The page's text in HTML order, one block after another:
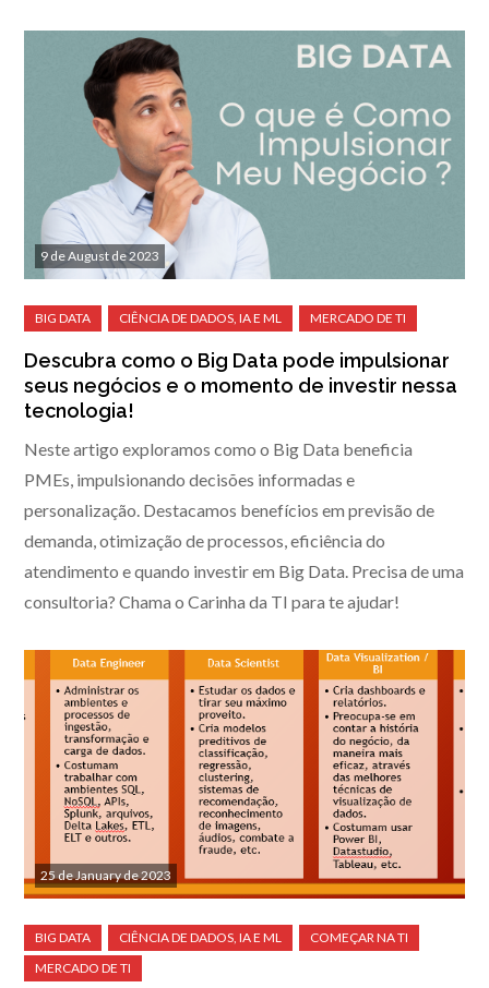
9 de August de 2023
Descubra como o Big Data pode impulsionar
seus negócios e o momento de investir nessa
tecnologia!
Neste artigo exploramos como o Big Data beneficia
PMEs, impulsionando decisões informadas e
personalização. Destacamos benefícios em previsão de
demanda, otimização de processos, eficiência do
atendimento e quando investir em Big Data. Precisa de uma
consultoria? Chama o Carinha da TI para te ajudar!
25 de January de 2023